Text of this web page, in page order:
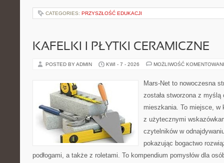
CATEGORIES: PRZYSZŁOŚĆ EDUKACJI
KAFELKI I PŁYTKI CERAMICZNE
POSTED BY ADMIN KWI - 7 - 2026 MOŻLIWOŚĆ
Mars-Net to nowoczesna
została stworzona z myślą
mieszkania. To miejsce, w
z użytecznymi
czytelników w
pokazując bogactwo
podłogami, a także z roletami. To kompendium pomysłów dla